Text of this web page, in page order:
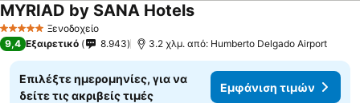
5 Αστέρια Ξενοδοχείο
MYRIAD by SANA HotelsΕμφάνιση τιμών
9,4 Εξαιρετικό 8.943 3.2 χλμ. από: Humberto Delgado Airport
Επιλέξτε ημερομηνίες, για να
δείτε τις ακριβείς τιμές
Εμφάνιση τιμών